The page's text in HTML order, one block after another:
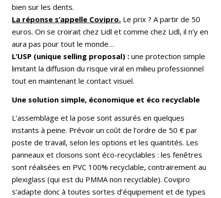
bien sur les dents.
La réponse s’appelle Covipro. Le prix ? A partir de 50
euros. On se croirait chez Lidl et comme chez Lidl, il n’y en
aura pas pour tout le monde…
L’USP (unique selling proposal) : une protection simple
limitant la diffusion du risque viral en milieu professionnel
tout en maintenant le contact visuel.
Une solution simple, économique et éco recyclable
L’assemblage et la pose sont assurés en quelques
instants à peine. Prévoir un coût de l’ordre de 50 € par
poste de travail, selon les options et les quantités. Les
panneaux et cloisons sont éco-recyclables : les fenêtres
sont réalisées en PVC 100% recyclable, contrairement au
plexiglass (qui est du PMMA non recyclable). Covipro
s’adapte donc à toutes sortes d’équipement et de types